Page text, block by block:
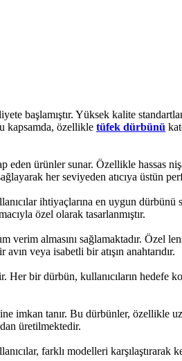
başlamıştır. Yüksek kalite
kapsamda, özellikle tüfek dürbünü
eden ürünler sunar. Özellikle hassas
her seviyeden atıcıya üstün
ihtiyaçlarına en uygun
özel olarak tasarlanmıştır.
verim almasını sağlamaktadır. Özel
veya isabetli bir atışın anahtarıdır.
bir dürbün, kullanıcıların hedefe
imkan tanır. Bu dürbünler, özellikle
üretilmektedir.
farklı modelleri karşılaştırarak